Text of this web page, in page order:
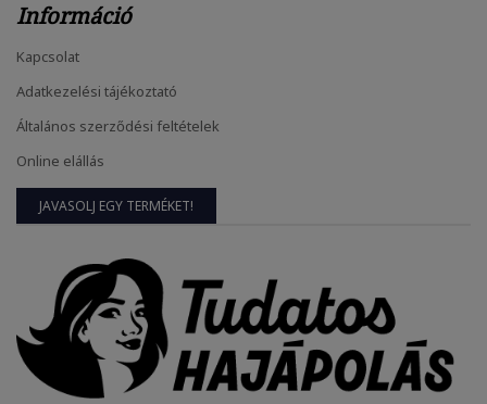
Információ
Kapcsolat
Adatkezelési tájékoztató
Általános szerződési feltételek
Online elállás
JAVASOLJ EGY TERMÉKET!